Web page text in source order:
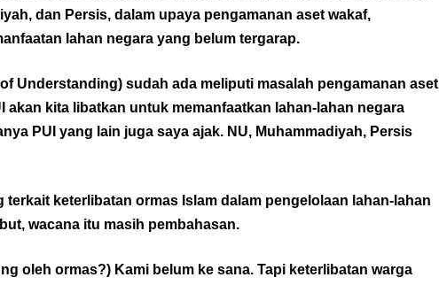
dan Persis, dalam upaya pengamanan aset wakaf,
lahan negara yang belum tergarap.
Understanding) sudah ada meliputi masalah pengamanan aset
akan kita libatkan untuk memanfaatkan lahan-lahan negara
PUI yang lain juga saya ajak. NU, Muhammadiyah, Persis
terkait keterlibatan ormas Islam dalam pengelolaan lahan-lahan
wacana itu masih pembahasan.
oleh ormas?) Kami belum ke sana. Tapi keterlibatan warga